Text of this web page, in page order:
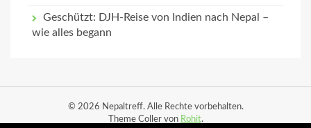
Geschützt: DJH-Reise von Indien nach Nepal –
wie alles begann
© 2026 Nepaltreff. Alle Rechte vorbehalten.
Theme Coller von Rohit.